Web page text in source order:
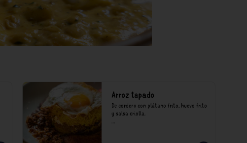
Arroz tapado
De cordero con plátano frito, huevo frito
y salsa criolla.